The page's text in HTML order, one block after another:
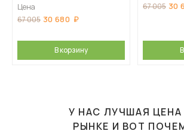
Цена
67 005 30 680
В корзину
67 005 30
У НАС ЛУЧШАЯ ЦЕНА
РЫНКЕ И ВОТ